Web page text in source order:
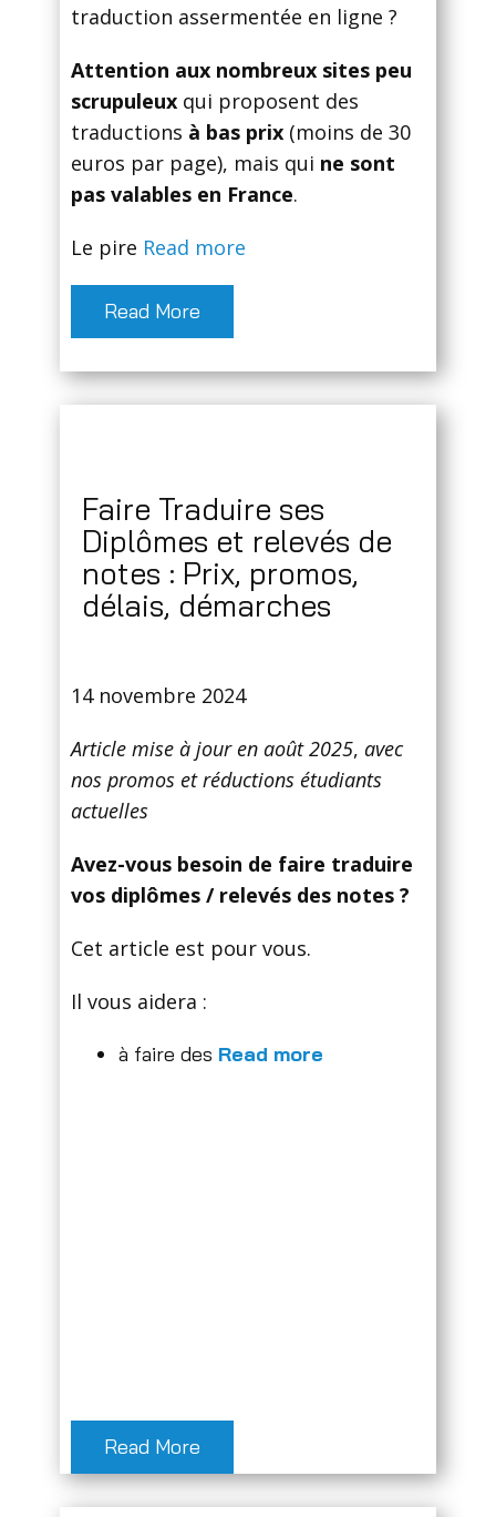
traduction assermentée en ligne ?
Attention aux nombreux sites peu
scrupuleux qui proposent des
traductions à bas prix (moins de 30
euros par page), mais qui ne sont
pas valables en France.
Le pire Read more
Read More
Faire Traduire ses
Diplômes et relevés de
notes : Prix, promos,
délais, démarches
14 novembre 2024
Article mise à jour en août 2025, avec
nos promos et réductions étudiants
actuelles
Avez-vous besoin de faire traduire
vos diplômes / relevés des notes ?
Cet article est pour vous.
Il vous aidera :
à faire des Read more
Read More